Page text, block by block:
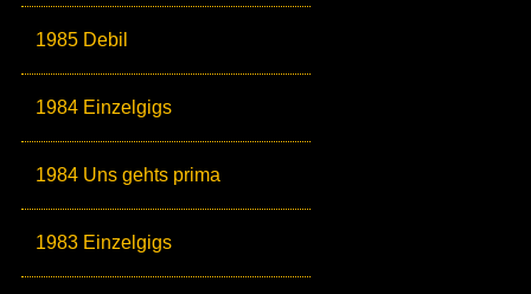
1985 Debil
1984 Einzelgigs
1984 Uns gehts prima
1983 Einzelgigs